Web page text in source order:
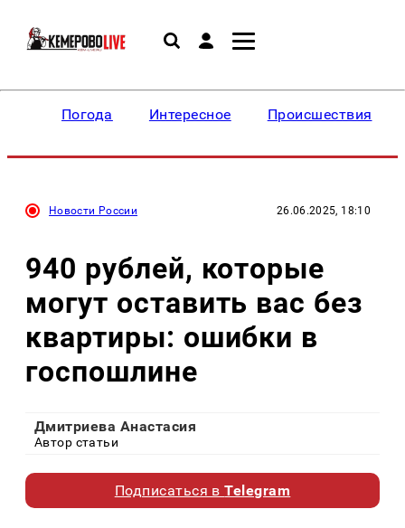
Погода Интересное Происшествия
Новости России 26.06.2025, 18:10
940 рублей, которые
могут оставить вас без
квартиры: ошибки в
госпошлине
Дмитриева Анастасия
Автор статьи
Подписаться вTelegram